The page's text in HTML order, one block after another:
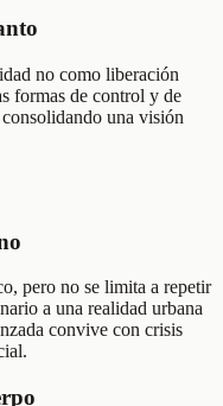
no como liberación
formas de control y de
una visión
pero no se limita a repetir
a una realidad urbana
convive con crisis